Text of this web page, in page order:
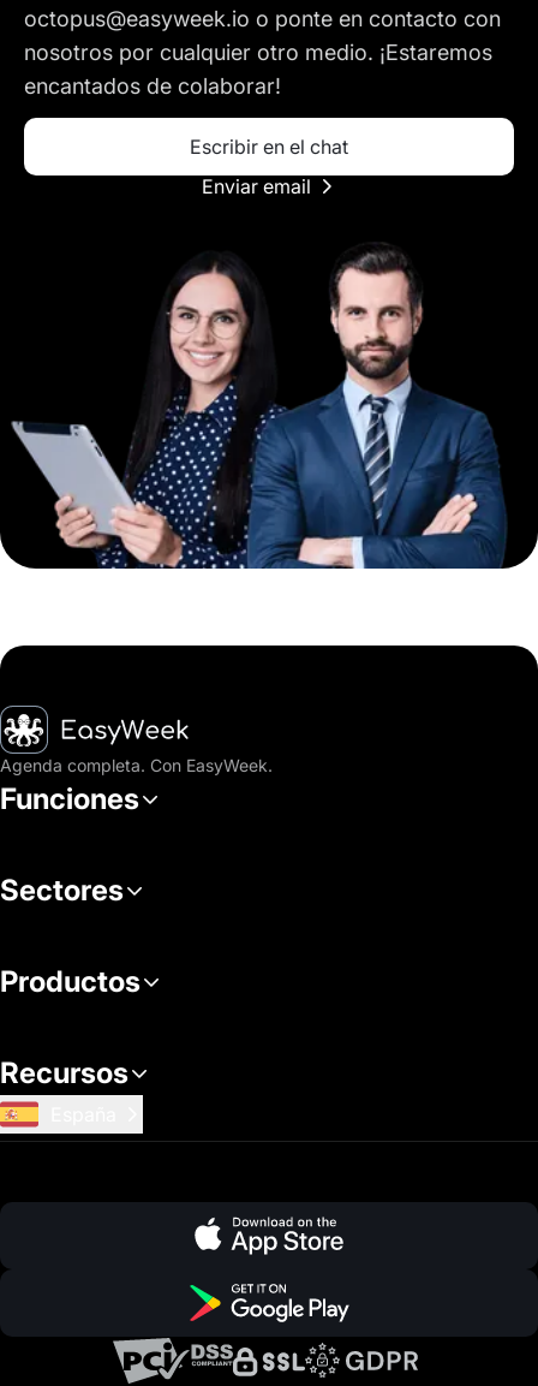
octopus@easyweek.io o ponte en contacto con
nosotros por cualquier otro medio. ¡Estaremos
encantados de colaborar!
Escribir en el chat
Enviar email
Inicio
Agenda completa. Con EasyWeek.
Funciones
Sectores
Productos
Recursos